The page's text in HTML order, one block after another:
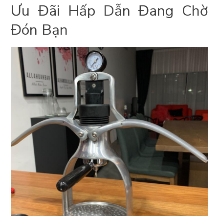
Ưu Đãi Hấp Dẫn Đang Chờ
Đón Bạn